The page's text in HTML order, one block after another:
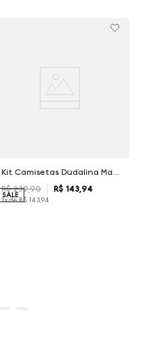
Kit Camisetas Dudalina Masculina
R$ 239,90 R$ 143,94
1x deR$ 143,94
SALE